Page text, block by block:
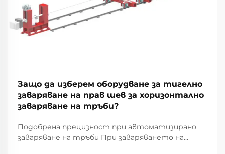
Защо да изберем оборудване за тигелно
заваряване на прав шев за хоризонтално
заваряване на тръби?
Подобрена прецизност при автоматизирано
заваряване на тръби При заваряването на